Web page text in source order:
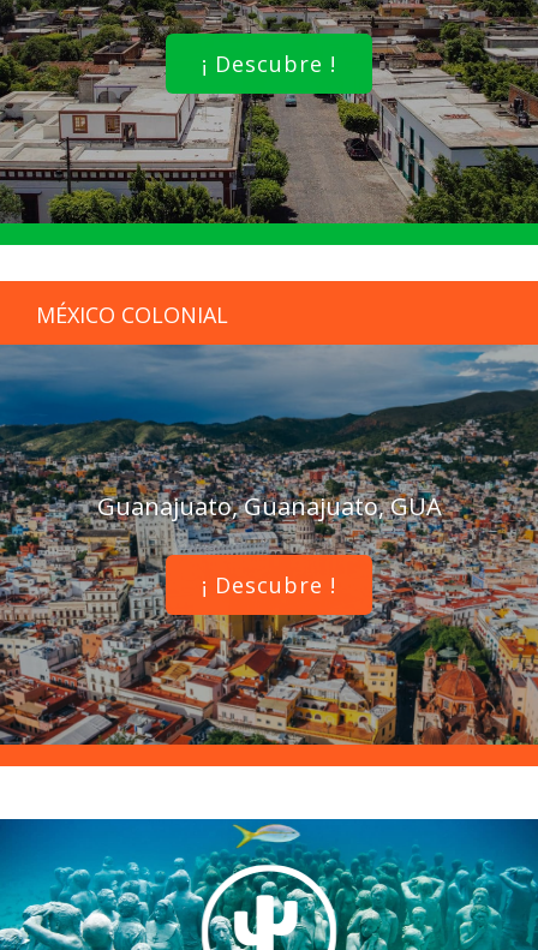
¡ Descubre !
MÉXICO COLONIAL
Guanajuato, Guanajuato, GUA
¡ Descubre !